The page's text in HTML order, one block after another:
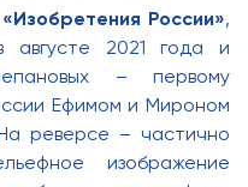
России»,
августе 2021 года и
– первому
Ефимом и Мироном
реверсе – частично
изображение